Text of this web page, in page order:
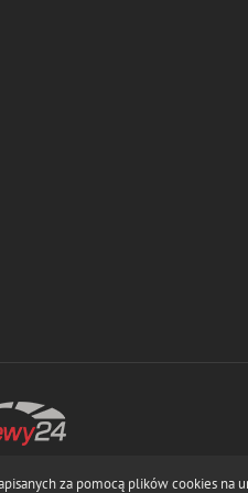
za pomocą plików cookies na